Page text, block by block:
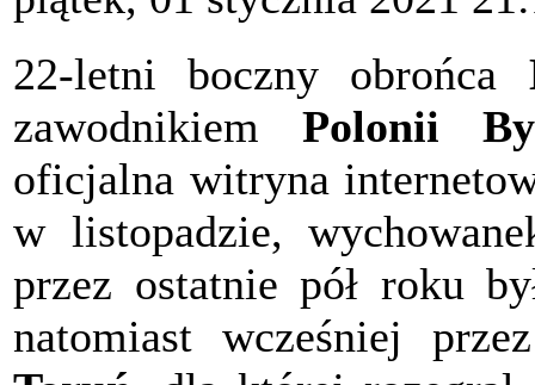
22-letni boczny obrońca
zawodnikiemPolonii
oficjalna witryna
w listopadzie,
przez ostatnie pół roku
natomiast wcześniej